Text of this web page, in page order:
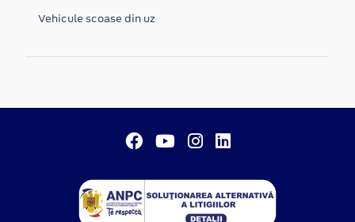
Vehicule scoase din uz